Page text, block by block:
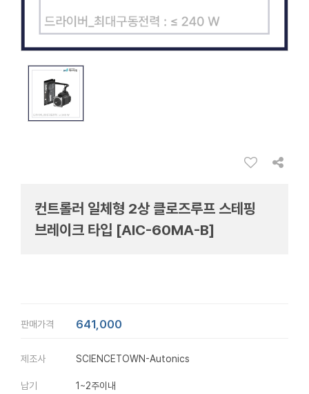
컨트롤러 일체형 2상 클로즈루프 스테핑
브레이크 타입 [AIC-60MA-B]
판매가격 641,000
제조사 SCIENCETOWN-Autonics
납기 1~2주이내